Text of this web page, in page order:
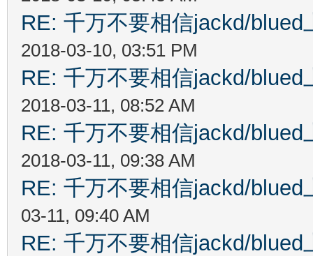
RE: 千万不要相信jackd/
2018-03-10, 03:51 PM
RE: 千万不要相信jackd/
2018-03-11, 08:52 AM
RE: 千万不要相信jackd/
2018-03-11, 09:38 AM
RE: 千万不要相信jackd/
03-11, 09:40 AM
RE: 千万不要相信jackd/